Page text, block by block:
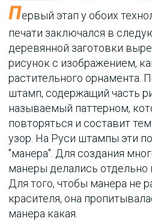
Первый этап у обоих
печати заключался в
деревянной заготовки
рисунок с изображением,
растительного орнамента.
штамп, содержащий часть
называемый паттерном,
повторяться и составит
узор. На Руси штампы эти
"манера". Для создания
манеры делались отдельно
Для того, чтобы манера не
красителя, она
манера какая.